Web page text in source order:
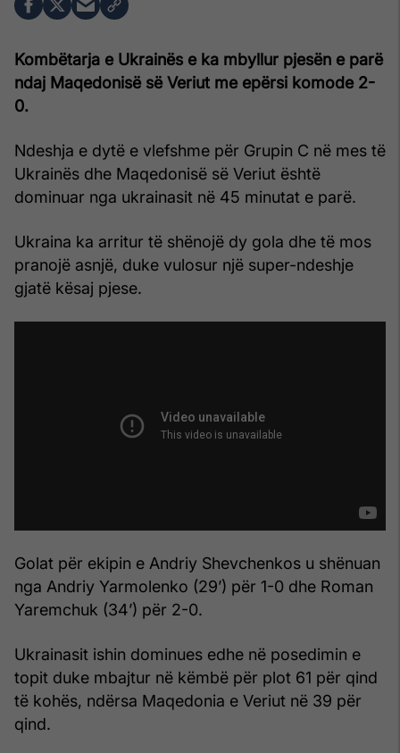
Kombëtarja e Ukrainës e ka mbyllur pjesën e parë
ndaj Maqedonisë së Veriut me epërsi komode 2-
0.
Ndeshja e dytë e vlefshme për Grupin C në mes të
Ukrainës dhe Maqedonisë së Veriut është
dominuar nga ukrainasit në 45 minutat e parë.
Ukraina ka arritur të shënojë dy gola dhe të mos
pranojë asnjë, duke vulosur një super-ndeshje
gjatë kësaj pjese.
Golat për ekipin e Andriy Shevchenkos u shënuan
nga Andriy Yarmolenko (29’) për 1-0 dhe Roman
Yaremchuk (34’) për 2-0.
Ukrainasit ishin dominues edhe në posedimin e
topit duke mbajtur në këmbë për plot 61 për qind
të kohës, ndërsa Maqedonia e Veriut në 39 për
qind.